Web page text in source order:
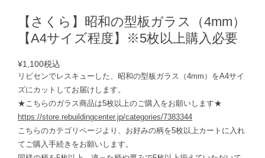
【さくら】昭和の型板ガラス（4mm）
【A4サイズ程度】※5枚以上購入必要
¥1,100税込
リビセンでレスキューした、昭和の型板ガラス（4mm）をA4サイ
ズにカットしてお届けします。
★こちらのガラス商品は5枚以上のご購入をお願いします★
https://store.rebuildingcenter.jp/categories/7383344
こちらのカテゴリページより、お好みの柄を5枚以上カートに入れ
てご購入手続きをお願いします。